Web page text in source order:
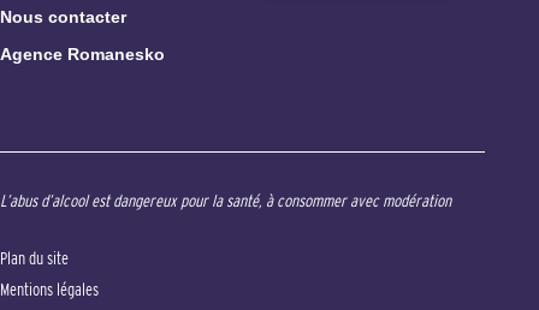
Nous contacter
Agence Romanesko
L’abus d’alcool est dangereux pour la santé, à consommer avec modération
Plan du site
Mentions légales